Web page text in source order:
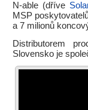
N-able (dříve
MSP
a 7 milionů
Distributorem
Slovensko je